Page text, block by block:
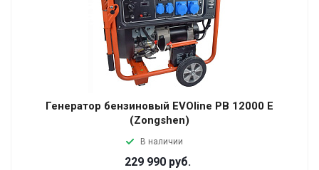
Генератор бензиновый EVOline PB 12000 E
(Zongshen)
В наличии
229 990 руб.